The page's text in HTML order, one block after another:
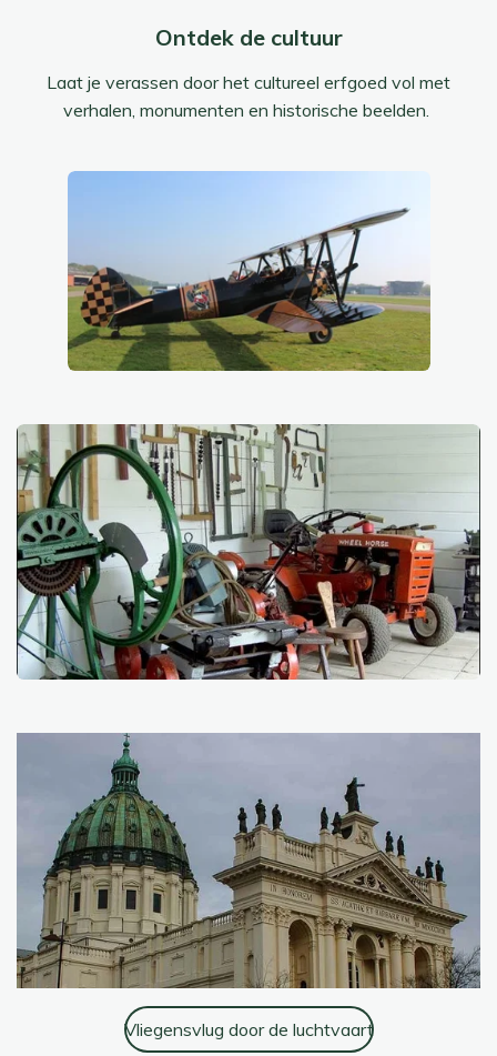
Ontdek de cultuur
Laat je verassen door het cultureel erfgoed vol met
verhalen, monumenten en historische beelden.
Vliegensvlug door de luchtvaart